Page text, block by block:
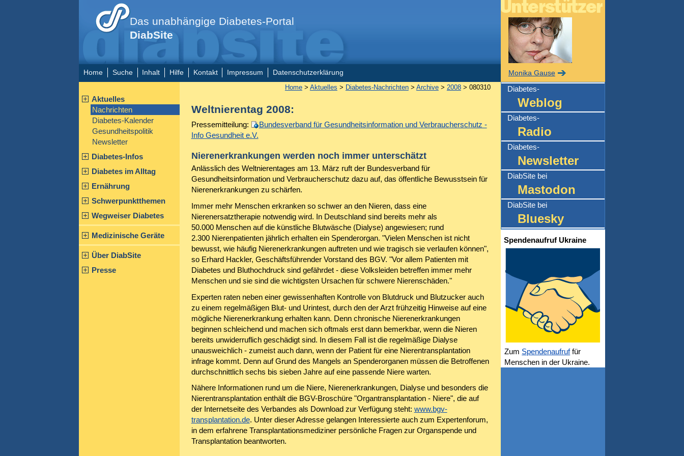
Das unabhängige Diabetes-Portal
DiabSite
Home Suche Inhalt Hilfe Kontakt Impressum Datenschutzerklärung
Aktuelles
Nachrichten
Diabetes-Kalender
Gesundheitspolitik
Newsletter
Diabetes-Infos
Diabetes im Alltag
Ernährung
Schwerpunktthemen
Wegweiser Diabetes
Medizinische Geräte
Über DiabSite
Presse
Home> Aktuelles > Diabetes-Nachrichten> Archive> 2008> 080310
Weltnierentag 2008:
Pressemitteilung:
Bundesverband für Gesundheitsinformation und Verbraucherschutz -
Info Gesundheit e.V.
Nierenerkrankungen werden noch immer unterschätzt
Anlässlich des Weltnierentages am 13. März ruft der Bundesverband für
Gesundheitsinformation und Verbraucherschutz dazu auf, das öffentliche Bewusstsein für
Nierenerkrankungen zu schärfen.
Immer mehr Menschen erkranken so schwer an den Nieren, dass eine
Nierenersatztherapie notwendig wird. In Deutschland sind bereits mehr als
50.000 Menschen auf die künstliche Blutwäsche (Dialyse) angewiesen; rund
2.300 Nierenpatienten jährlich erhalten ein Spenderorgan. "Vielen Menschen ist nicht
bewusst, wie häufig Nierenerkrankungen auftreten und wie tragisch sie verlaufen können",
so Erhard Hackler, Geschäftsführender Vorstand des BGV. "Vor allem Patienten mit
Diabetes und Bluthochdruck sind gefährdet - diese Volksleiden betreffen immer mehr
Menschen und sie sind die wichtigsten Ursachen für schwere Nierenschäden."
Experten raten neben einer gewissenhaften Kontrolle von Blutdruck und Blutzucker auch
zu einem regelmäßigen Blut- und Urintest, durch den der Arzt frühzeitig Hinweise auf eine
mögliche Nierenerkrankung erhalten kann. Denn chronische Nierenerkrankungen
beginnen schleichend und machen sich oftmals erst dann bemerkbar, wenn die Nieren
bereits unwiderruflich geschädigt sind. In diesem Fall ist die regelmäßige Dialyse
unausweichlich - zumeist auch dann, wenn der Patient für eine Nierentransplantation
infrage kommt. Denn auf Grund des Mangels an Spenderorganen müssen die Betroffenen
durchschnittlich sechs bis sieben Jahre auf eine passende Niere warten.
Nähere Informationen rund um die Niere, Nierenerkrankungen, Dialyse und besonders die
Nierentransplantation enthält die BGV-Broschüre "Organtransplantation - Niere", die auf
der Internetseite des Verbandes als Download zur Verfügung steht: www.bgv-
transplantation.de. Unter dieser Adresse gelangen Interessierte auch zum Expertenforum,
in dem erfahrene Transplantationsmediziner persönliche Fragen zur Organspende und
Transplantation beantworten.
Monika Gause
Diabetes-
Weblog
Diabetes-
Radio
Diabetes-
Newsletter
DiabSite bei
Mastodon
DiabSite bei
Bluesky
Spendenaufruf Ukraine
Zum Spendenaufruffür
Menschen in der Ukraine.